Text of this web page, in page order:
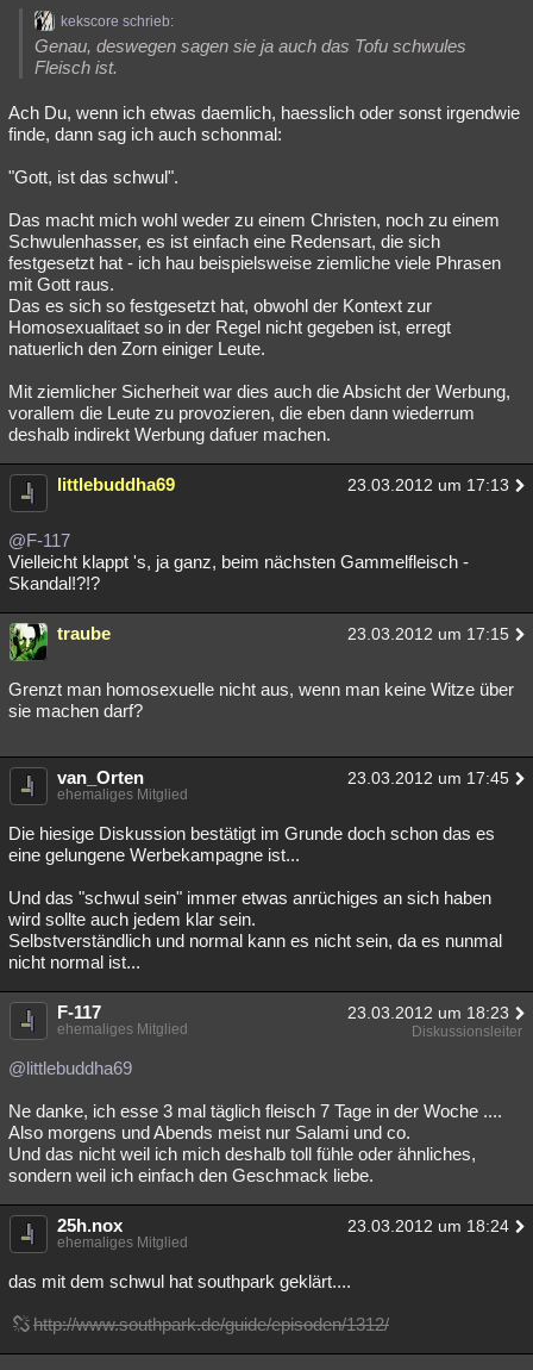
kekscore schrieb:
Genau, deswegen sagen sie ja auch das Tofu schwules
Fleisch ist.
Ach Du, wenn ich etwas daemlich, haesslich oder sonst irgendwie
finde, dann sag ich auch schonmal:
"Gott, ist das schwul".
Das macht mich wohl weder zu einem Christen, noch zu einem
Schwulenhasser, es ist einfach eine Redensart, die sich
festgesetzt hat - ich hau beispielsweise ziemliche viele Phrasen
mit Gott raus.
Das es sich so festgesetzt hat, obwohl der Kontext zur
Homosexualitaet so in der Regel nicht gegeben ist, erregt
natuerlich den Zorn einiger Leute.
Mit ziemlicher Sicherheit war dies auch die Absicht der Werbung,
vorallem die Leute zu provozieren, die eben dann wiederrum
deshalb indirekt Werbung dafuer machen.
littlebuddha69 23.03.2012 um 17:13
@F-117
Vielleicht klappt 's, ja ganz, beim nächsten Gammelfleisch -
Skandal!?!?
traube 23.03.2012 um 17:15
Grenzt man homosexuelle nicht aus, wenn man keine Witze über
sie machen darf?
van_Orten 23.03.2012 um 17:45
ehemaliges Mitglied
Die hiesige Diskussion bestätigt im Grunde doch schon das es
eine gelungene Werbekampagne ist...
Und das "schwul sein" immer etwas anrüchiges an sich haben
wird sollte auch jedem klar sein.
Selbstverständlich und normal kann es nicht sein, da es nunmal
nicht normal ist...
F-117 23.03.2012 um 18:23
ehemaliges Mitglied Diskussionsleiter
@littlebuddha69
Ne danke, ich esse 3 mal täglich fleisch 7 Tage in der Woche ....
Also morgens und Abends meist nur Salami und co.
Und das nicht weil ich mich deshalb toll fühle oder ähnliches,
sondern weil ich einfach den Geschmack liebe.
25h.nox 23.03.2012 um 18:24
ehemaliges Mitglied
das mit dem schwul hat southpark geklärt....
http://www.southpark.de/guide/episoden/1312/